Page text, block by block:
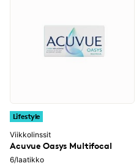
Lifestyle
Viikkolinssit
Acuvue Oasys Multifocal
6/laatikko